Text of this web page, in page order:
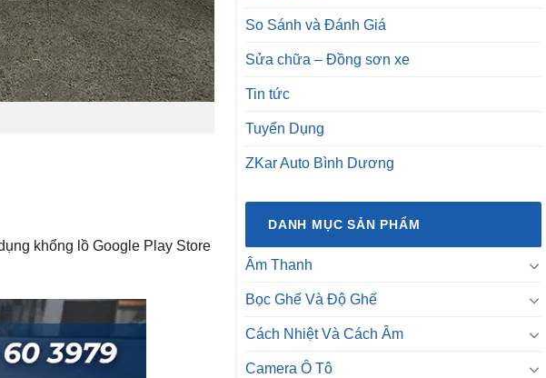
khổng lồ Google Play Store
So Sánh và Đánh Giá
Sửa chữa – Đồng sơn xe
Tin tức
Tuyển Dụng
ZKar Auto Bình Dương
DANH MỤC SẢN PHẨM
Âm Thanh
Bọc Ghế Và Độ Ghế
Cách Nhiệt Và Cách Âm
Camera Ô Tô